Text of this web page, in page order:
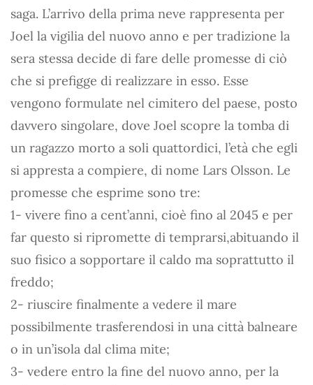
saga. L’arrivo della prima neve rappresenta per
Joel la vigilia del nuovo anno e per tradizione la
sera stessa decide di fare delle promesse di ciò
che si prefigge di realizzare in esso. Esse
vengono formulate nel cimitero del paese, posto
davvero singolare, dove Joel scopre la tomba di
un ragazzo morto a soli quattordici, l’età che egli
si appresta a compiere, di nome Lars Olsson. Le
promesse che esprime sono tre:
1- vivere fino a cent’anni, cioè fino al 2045 e per
far questo si ripromette di temprarsi,abituando il
suo fisico a sopportare il caldo ma soprattutto il
freddo;
2- riuscire finalmente a vedere il mare
possibilmente trasferendosi in una città balneare
o in un’isola dal clima mite;
3- vedere entro la fine del nuovo anno, per la